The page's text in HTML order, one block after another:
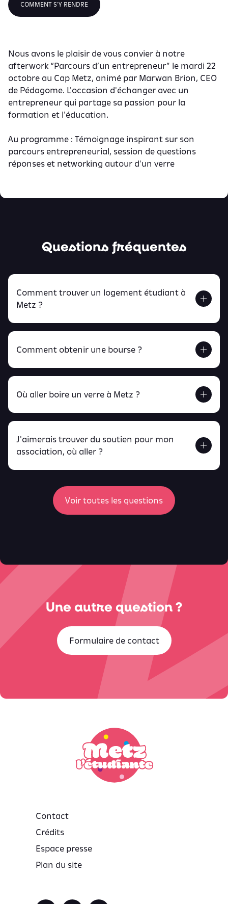
COMMENT S'Y RENDRE
Nous avons le plaisir de vous convier à notre
afterwork “Parcours d’un entrepreneur” le mardi 22
octobre au Cap Metz, animé par Marwan Brion, CEO
de Pédagome. L'occasion d'échanger avec un
entrepreneur qui partage sa passion pour la
formation et l'éducation.
Au programme : Témoignage inspirant sur son
parcours entrepreneurial, session de questions
réponses et networking autour d'un verre
Questions fréquentes
Comment trouver un logement étudiant à
Metz ?
Retrouve tout ça en cliquant ici !
Comment obtenir une bourse ?
Retrouve toutes ces infos ici.
Où aller boire un verre à Metz ?
peux
retrouver ici
J'aimerais trouver du soutien pour mon
association, où aller ?
Voir toutes les questions
Une autre question ?
Formulaire de contact
Contact
Crédits
Espace presse
Plan du site